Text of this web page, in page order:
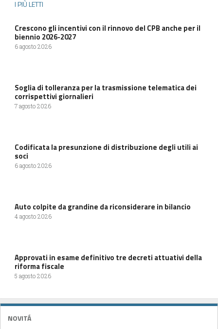
I PIÙ LETTI
Crescono gli incentivi con il rinnovo del CPB anche per il
biennio 2026-2027
6 agosto 2026
Soglia di tolleranza per la trasmissione telematica dei
corrispettivi giornalieri
7 agosto 2026
Codificata la presunzione di distribuzione degli utili ai
soci
6 agosto 2026
Auto colpite da grandine da riconsiderare in bilancio
4 agosto 2026
Approvati in esame definitivo tre decreti attuativi della
riforma fiscale
5 agosto 2026
NOVITÁ